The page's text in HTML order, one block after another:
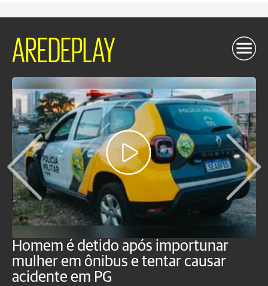
AREDEPLAY
Homem é detido após importunar
mulher em ônibus e tentar causar
acidente em PG